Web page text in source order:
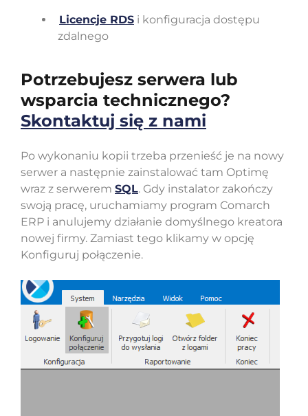
Licencje RDS i konfiguracja dostępu
zdalnego
Potrzebujesz serwera lub
wsparcia technicznego?
Skontaktuj się z nami
Po wykonaniu kopii trzeba przenieść je na nowy
serwer a następnie zainstalować tam Optimę
wraz z serwerem SQL. Gdy instalator zakończy
swoją pracę, uruchamiamy program Comarch
ERP i anulujemy działanie domyślnego kreatora
nowej firmy. Zamiast tego klikamy w opcję
Konfiguruj połączenie.